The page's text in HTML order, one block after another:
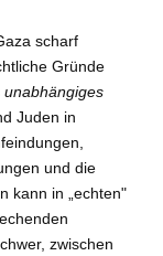
scharf
Gründe
unabhängiges
Juden in
und die
kann in „echten"
zwischen